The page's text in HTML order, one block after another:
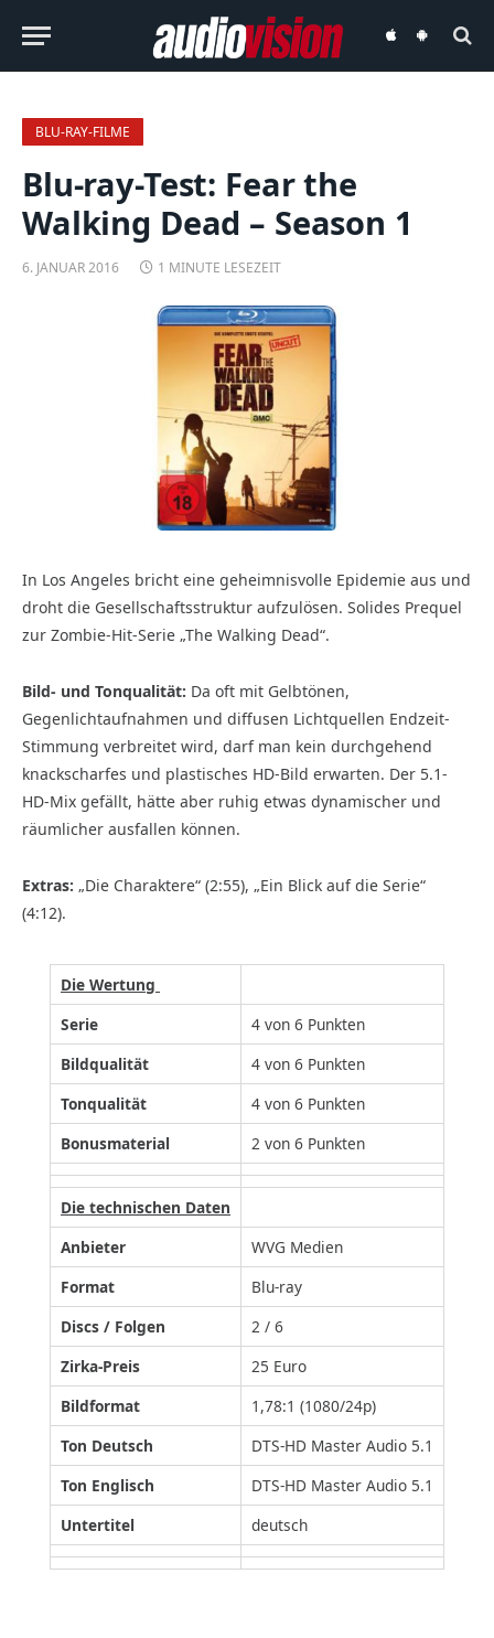
audiovisionaudiovision
BLU-RAY-FILME
Blu-ray-Test: Fear the
Walking Dead – Season 1
6. JANUAR 2016 1 MINUTE LESEZEIT
In Los Angeles bricht eine geheimnisvolle Epidemie aus und
droht die Gesellschaftsstruktur aufzulösen. Solides Prequel
zur Zombie-Hit-Serie „The Walking Dead“.
Bild- und Tonqualität: Da oft mit Gelbtönen,
Gegenlichtaufnahmen und diffusen Lichtquellen Endzeit-
Stimmung verbreitet wird, darf man kein durchgehend
knackscharfes und plastisches HD-Bild erwarten. Der 5.1-
HD-Mix gefällt, hätte aber ruhig etwas dynamischer und
räumlicher ausfallen können.
Extras: „Die Charaktere“ (2:55), „Ein Blick auf die Serie“
(4:12).
Die Wertung
Serie
4 von 6 Punkten
Bildqualität
4 von 6 Punkten
Tonqualität
4 von 6 Punkten
Bonusmaterial
2 von 6 Punkten
Die technischen Daten
Anbieter
WVG Medien
Format
Blu-ray
Discs / Folgen
2 / 6
Zirka-Preis
25 Euro
Bildformat
1,78:1 (1080/24p)
Ton Deutsch
DTS-HD Master Audio 5.1
Ton Englisch
DTS-HD Master Audio 5.1
Untertitel
deutsch